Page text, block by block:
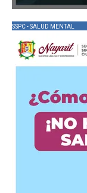
SSPC - SALUD MENTAL